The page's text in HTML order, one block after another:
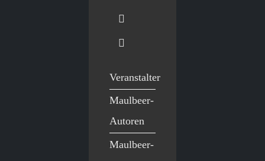
Veranstalter
Maulbeer-
Autoren
Maulbeer-